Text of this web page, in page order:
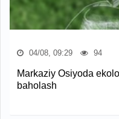
04/08, 09:29 94
Markaziy Osiyoda
baholash